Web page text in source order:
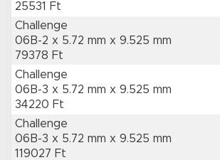
25531 Ft
Challenge
06B-2 x 5.72 mm x 9.525 mm
79378 Ft
Challenge
06B-3 x 5.72 mm x 9.525 mm
34220 Ft
Challenge
06B-3 x 5.72 mm x 9.525 mm
119027 Ft